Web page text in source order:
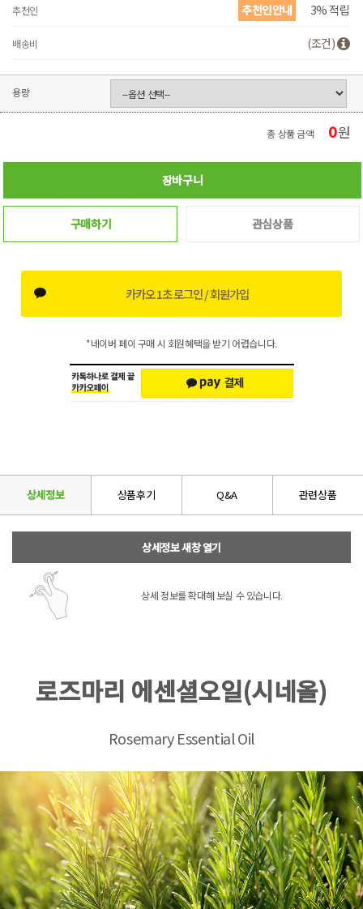
추천인 추천인안내 3% 적립
배송비 (조건)
용량
총 상품 금액 0원
장바구니
구매하기 관심상품
카카오 1초 로그인 / 회원가입
*네이버 페이 구매 시 회원혜택을 받기 어렵습니다.
상세정보 상품후기 Q&A 관련상품
상세정보 새창 열기
상세 정보를 확대해 보실 수 있습니다.
로즈마리 에센셜오일(시네올)
Rosemary Essential Oil